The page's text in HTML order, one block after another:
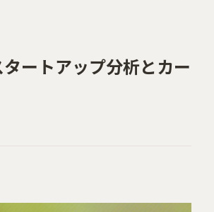
ートアップ分析とカー